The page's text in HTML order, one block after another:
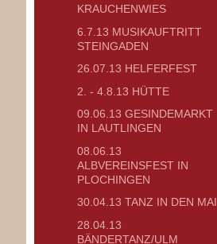
KRAUCHENWIES
6.7.13 MUSIKAUFTRITT
STEINGADEN
26.07.13 HELFERFEST
2. - 4.8.13 HÜTTE
09.06.13 GESINDEMARKT
IN LAUTLINGEN
08.06.13
ALBVEREINSFEST IN
PLOCHINGEN
30.04.13 TANZ IN DEN MAI
28.04.13
BÄNDERTANZ/ULM